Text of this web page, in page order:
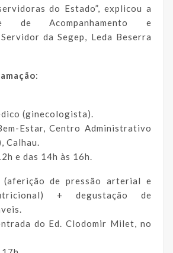
do Estado”, explicou a
de Acompanhamento e
da Segep, Leda Beserra
:
(ginecologista).
Estar, Centro Administrativo
Calhau.
e das 14h às 16h.
(aferição de pressão arterial e
+ degustação de
do Ed. Clodomir Milet, no